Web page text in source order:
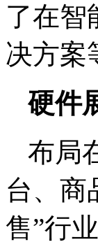
了在智
决方案
硬件
布局
台、商
售”行